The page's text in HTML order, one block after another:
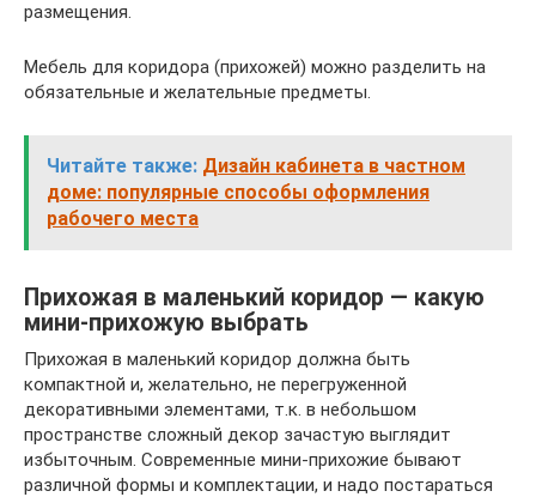
размещения.
Мебель для коридора (прихожей) можно разделить на
обязательные и желательные предметы.
Читайте также: Дизайн кабинета в частном
доме: популярные способы оформления
рабочего места
Прихожая в маленький коридор — какую
мини-прихожую выбрать
Прихожая в маленький коридор должна быть
компактной и, желательно, не перегруженной
декоративными элементами, т.к. в небольшом
пространстве сложный декор зачастую выглядит
избыточным. Современные мини-прихожие бывают
различной формы и комплектации, и надо постараться